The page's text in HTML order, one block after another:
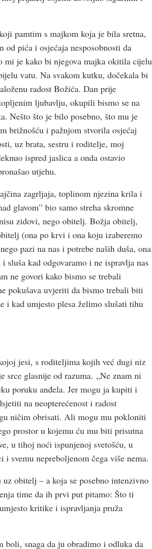
pamtim s majkom koja je bila sretna,
od pića i osjećaja nesposobnosti da
mi je kako bi njegova majka okitila cijelu
vatu. Na svakom kutku, dočekala bi
radost Božića. Dan prije
ljubavlju, okupili bismo se na
Nešto što je bilo posebno, što mu je
brižnošću i pažnjom stvorila osjećaj
uz brata, sestru i roditelje, moj
ispred jaslica a onda ostavio
utjehu.
zagrljaja, toplinom njezina krila i
glavom” bio samo streha skromne
zidovi, nego obitelj. Božja obitelj,
(ona po krvi i ona koju izaberemo
pazi na nas i potrebe naših duša, ona
kad odgovaramo i ne ispravlja nas
ne govori kako bismo se trebali
pokušava uvjeriti da bismo trebali biti
i kad umjesto plesa želimo slušati tihu
jesi, s roditeljima kojih već dugi niz
srce glasnije od razuma. „Ne znam ni
poruku anđela. Jer mogu ja kupiti i
na neopterećenost i radost
ničim obrisati. Ali mogu mu pokloniti
prostor u kojemu ću mu biti prisutna
u tihoj noći ispunjenoj svetošću, u
svemu nepreboljenom čega više nema.
obitelj – a koja se posebno intenzivno
time da ih prvi put pitamo: Što ti
kritike i ispravljanja pruža
boli, snaga da ju obradimo i odluka da